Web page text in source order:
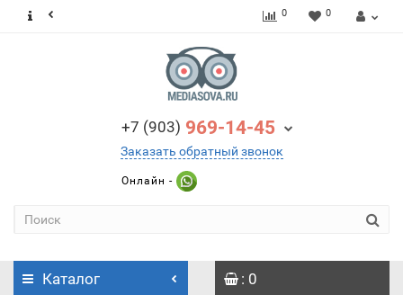
0 0
+7 (903) 969-14-45
Заказать обратный звонок
Онлайн -
Каталог : 0